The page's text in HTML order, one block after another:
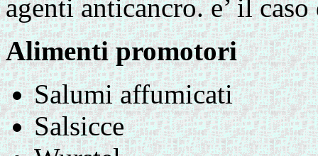
agenti anticancro. e’ il
Alimenti promotori
Salumi affumicati
Salsicce